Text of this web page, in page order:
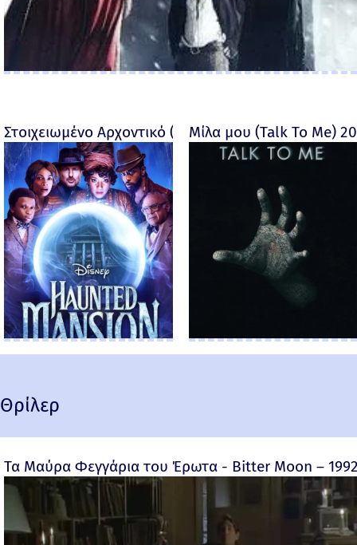
Στοιχειωμένο Αρχοντικό (Haunted Mansion) - 2023
Μίλα μου (Talk To Me)
Θρίλερ
Τα Μαύρα Φεγγάρια του Έρωτα - Bitter Moon –